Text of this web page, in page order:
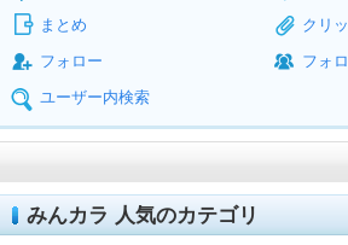
まとめ
クリ
フォロー
フォ
ユーザー内検索
みんカラ 人気のカテゴリ